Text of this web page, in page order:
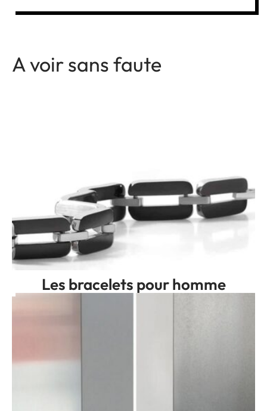
A voir sans faute
Les bracelets pour homme